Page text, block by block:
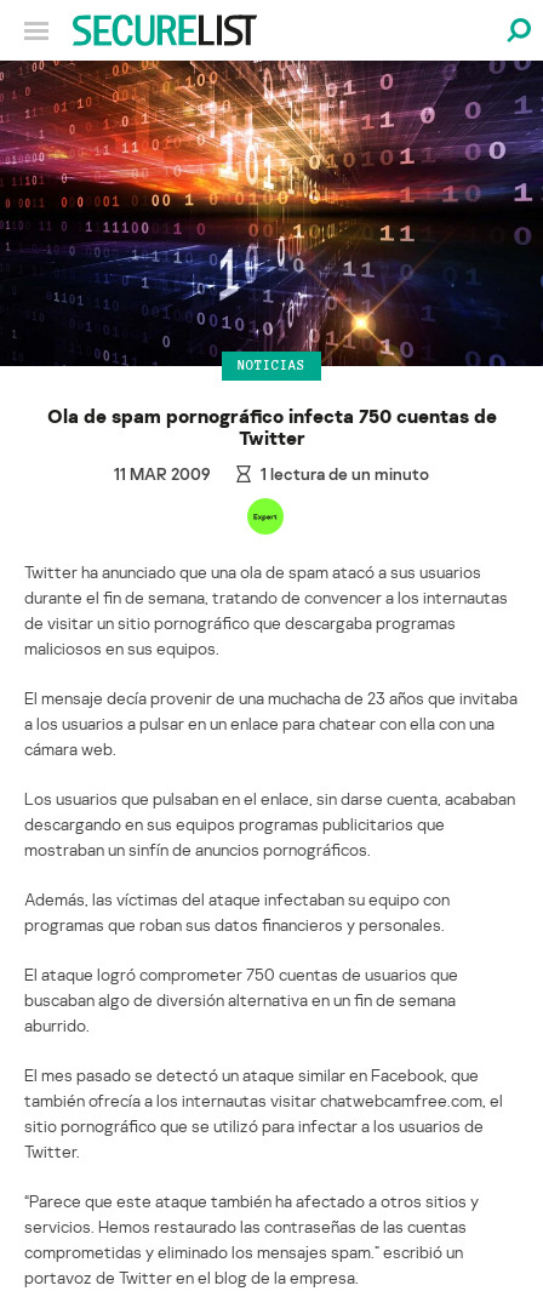
NOTICIAS
Ola de spam pornográfico infecta 750 cuentas de
Twitter
11 MAR 2009 1 lectura de un minuto
Twitter ha anunciado que una ola de spam atacó a sus usuarios
durante el fin de semana, tratando de convencer a los internautas
de visitar un sitio pornográfico que descargaba programas
maliciosos en sus equipos.
El mensaje decía provenir de una muchacha de 23 años que invitaba
a los usuarios a pulsar en un enlace para chatear con ella con una
cámara web.
Los usuarios que pulsaban en el enlace, sin darse cuenta, acababan
descargando en sus equipos programas publicitarios que
mostraban un sinfín de anuncios pornográficos.
Además, las víctimas del ataque infectaban su equipo con
programas que roban sus datos financieros y personales.
El ataque logró comprometer 750 cuentas de usuarios que
buscaban algo de diversión alternativa en un fin de semana
aburrido.
El mes pasado se detectó un ataque similar en Facebook, que
también ofrecía a los internautas visitar chatwebcamfree.com, el
sitio pornográfico que se utilizó para infectar a los usuarios de
Twitter.
“Parece que este ataque también ha afectado a otros sitios y
servicios. Hemos restaurado las contraseñas de las cuentas
comprometidas y eliminado los mensajes spam.” escribió un
portavoz de Twitter en el blog de la empresa.